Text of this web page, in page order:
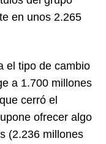
en unos 2.265
el tipo de cambio
a 1.700 millones
cerró el
ofrecer algo
(2.236 millones